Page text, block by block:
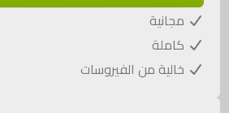
مجانية
كاملة
خالية من الفيروسات